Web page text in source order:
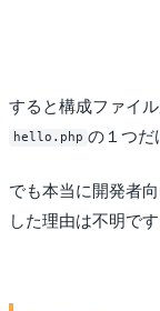
すると構成ファイ
hello.php の１つだ
でも本当に開発者
した理由は不明で